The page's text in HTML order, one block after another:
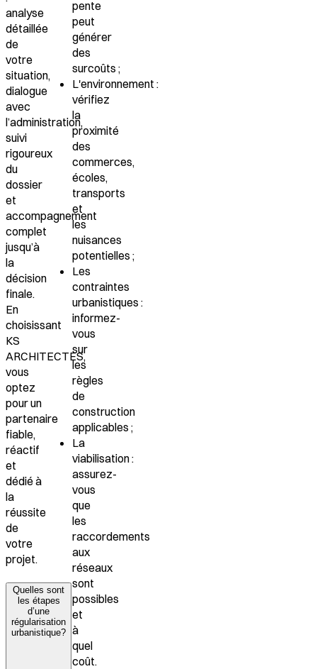
analyse
détaillée
de
votre
situation,
dialogue
avec
l’administration,
suivi
rigoureux
du
dossier
et
accompagnement
complet
jusqu’à
la
décision
finale.
En
choisissant
KS
ARCHITECTES,
vous
optez
pour un
partenaire
fiable,
réactif
et
dédié à
la
réussite
de
votre
projet.
Quelles sont
les étapes
d’une
régularisation
urbanistique?
pente
peut
générer
des
surcoûts ;
L'environnement :
vérifiez
la
proximité
des
commerces,
écoles,
transports
et
les
nuisances
potentielles ;
Les
contraintes
urbanistiques :
informez-
vous
sur
les
règles
de
construction
applicables ;
La
viabilisation:
assurez-
vous
que
les
raccordements
aux
réseaux
sont
possibles
et
à
quel
coût.